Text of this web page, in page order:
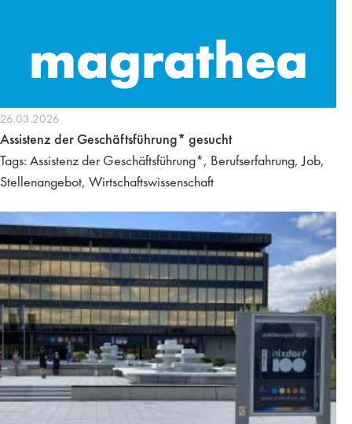
26.03.2026
Assistenz der Geschäftsführung* gesucht
Tags: Assistenz der Geschäftsführung*, Berufserfahrung, Job,
Stellenangebot, Wirtschaftswissenschaft